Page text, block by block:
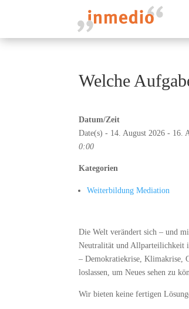
Welche
Datum/Zeit
Date(s) - 14. August 2026 - 16.
0:00
Kategorien
Weiterbildung Mediation
Die Welt verändert sich – und
Neutralität und Allparteilichkeit
– Demokratiekrise, Klimakrise,
loslassen, um Neues sehen zu
Wir bieten keine fertigen